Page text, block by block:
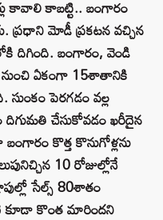
కాబట్టి.. బంగారం
ప్రధాని మోడీ ప్రకటన వచ్చిన
దిగింది. బంగారం, వెండి
నుంచి ఏకంగా 15శాతానికి
సుంకం పెరగడం వల్ల
చేసుకోవడం ఖరీదైన
కొత్త కొనుగోళ్లను
10 రోజుల్లోనే
సేల్స్ 80శాతం
కొంత మారిందని